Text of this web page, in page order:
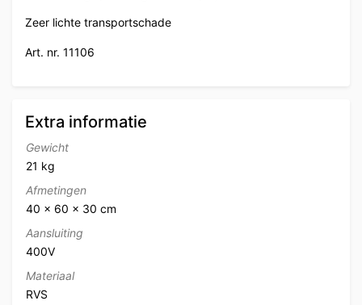
Zeer lichte transportschade
Art. nr. 11106
Extra informatie
Gewicht
21 kg
Afmetingen
40 × 60 × 30 cm
Aansluiting
400V
Materiaal
RVS